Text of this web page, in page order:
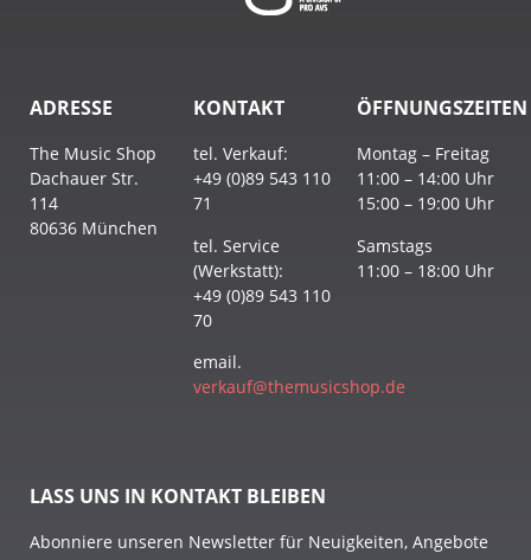
ADRESSE
The Music Shop
Dachauer Str.
114
80636 München
KONTAKT
tel. Verkauf:
+49 (0)89 543 110
71
tel. Service
(Werkstatt):
+49 (0)89 543 110
70
email.
verkauf@themusicshop.de
ÖFFNUNGSZEITEN
Montag – Freitag
11:00 – 14:00 Uhr
15:00 – 19:00 Uhr
Samstags
11:00 – 18:00 Uhr
LASS UNS IN KONTAKT BLEIBEN
Abonniere unseren Newsletter für Neuigkeiten, Angebote